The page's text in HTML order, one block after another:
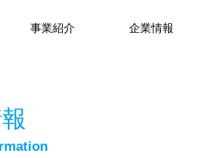
事業紹介 企業情報